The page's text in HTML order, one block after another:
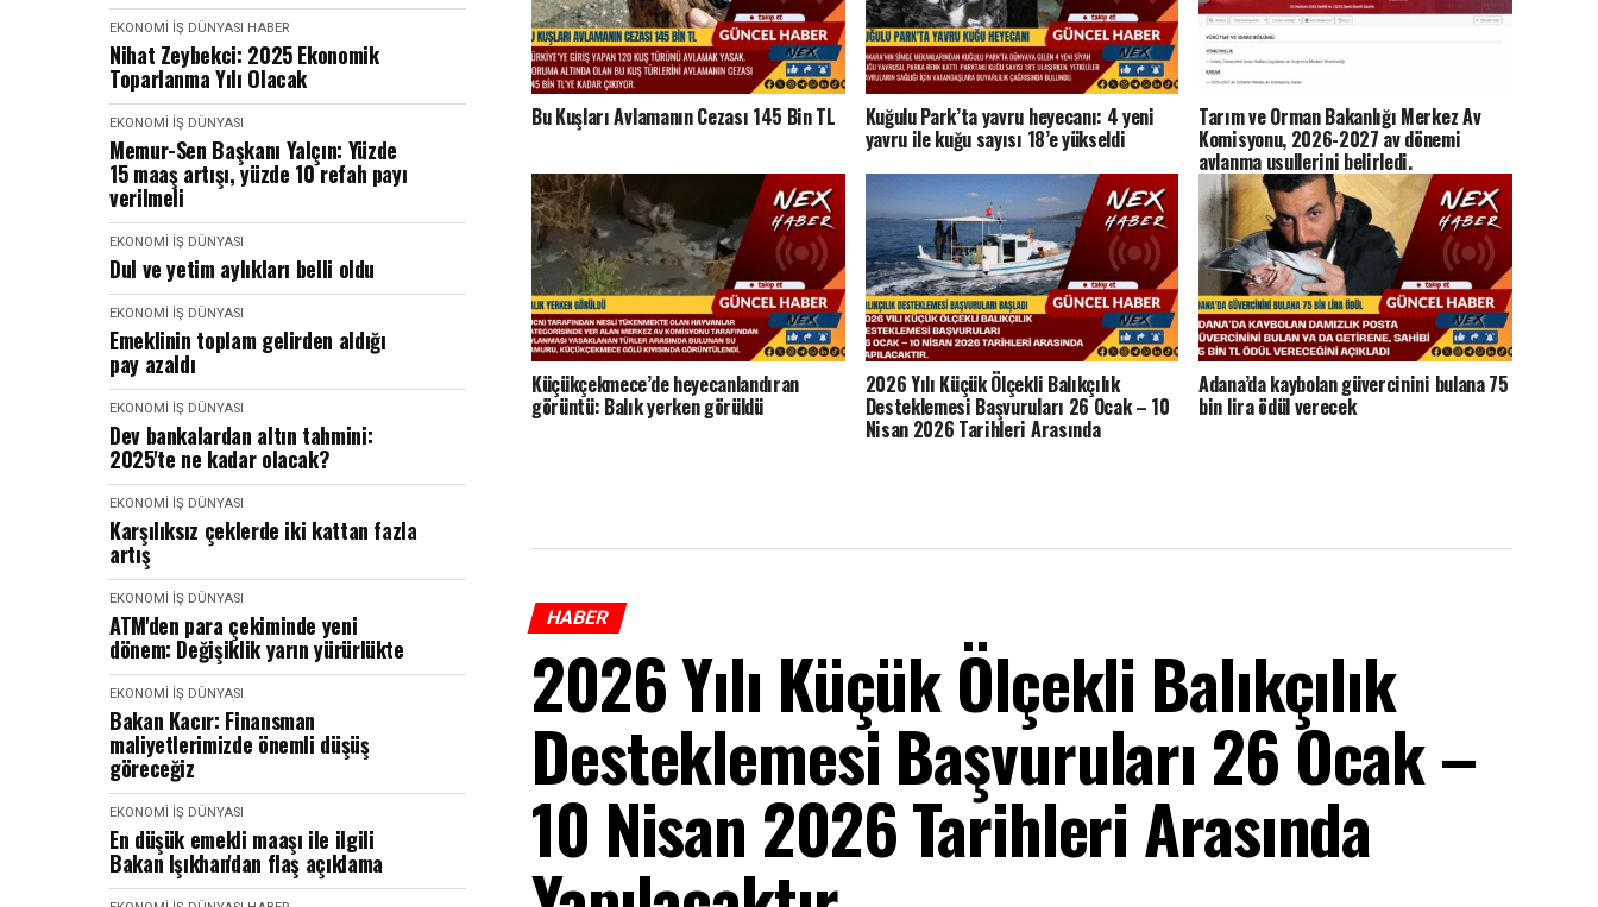
EKONOMI İŞ DÜNYASI HABER
Nihat Zeybekci: 2025 Ekonomik
Toparlanma Yılı Olacak
EKONOMI İŞ DÜNYASI
Memur-Sen Başkanı Yalçın: Yüzde
15 maaş artışı, yüzde 10 refah payı
verilmeli
EKONOMI İŞ DÜNYASI
Dul ve yetim aylıkları belli oldu
EKONOMI İŞ DÜNYASI
Emeklinin toplam gelirden aldığı
pay azaldı
EKONOMI İŞ DÜNYASI
Dev bankalardan altın tahmini:
2025'te ne kadar olacak?
EKONOMI İŞ DÜNYASI
Karşılıksız çeklerde iki kattan fazla
artış
EKONOMI İŞ DÜNYASI
ATM'den para çekiminde yeni
dönem: Değişiklik yarın yürürlükte
EKONOMI İŞ DÜNYASI
Bakan Kacır: Finansman
maliyetlerimizde önemli düşüş
göreceğiz
EKONOMI İŞ DÜNYASI
En düşük emekli maaşı ile ilgili
Bakan Işıkhan'dan flaş açıklama
Bu Kuşları Avlamanın Cezası 145 Bin TL Kuğulu Park’ta yavru heyecanı: 4 yeni
yavru ile kuğu sayısı 18’e yükseldi
Tarım ve Orman Bakanlığı Merkez Av
Komisyonu, 2026-2027 av dönemi
avlanma usullerini belirledi.
Küçükçekmece’de heyecanlandıran
görüntü: Balık yerken görüldü
2026 Yılı Küçük Ölçekli Balıkçılık
Desteklemesi Başvuruları 26 Ocak – 10
Nisan 2026 Tarihleri Arasında
Adana’da kaybolan güvercinini bulana 75
bin lira ödül verecek
HABER
2026 Yılı Küçük Ölçekli Balıkçılık
Desteklemesi Başvuruları 26 Ocak –
10 Nisan 2026 Tarihleri Arasında